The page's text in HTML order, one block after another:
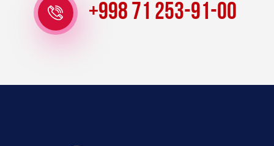
+998 71 253-91-00